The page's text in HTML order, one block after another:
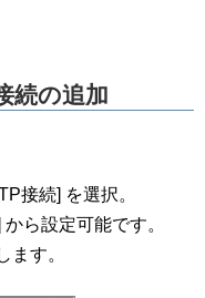
続の追加
接続] を選択。
ら設定可能です。
ます。